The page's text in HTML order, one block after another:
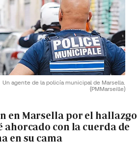
Un agente de la policía municipal de Marsella.
(PMMarseille)
en Marsella por el hallazgo
ahorcado con la cuerda de
en su cama